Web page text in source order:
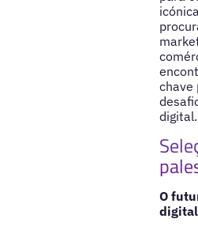
chave
digital.
O
digital